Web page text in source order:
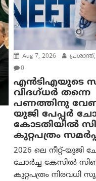
Aug 7, 2026
0
എൻ‌ടി‌എയുടെ
വിദഗ്ധർ തന്നെ
പണത്തിനു
യു‌ജി പേപ്പർ
കോടതിയില്‍
കുറ്റപത്രം
2026 ലെ നീറ്റ്-യുജി
ചോർച്ച കേസിൽ
കുറ്റപത്രം നിരവധി